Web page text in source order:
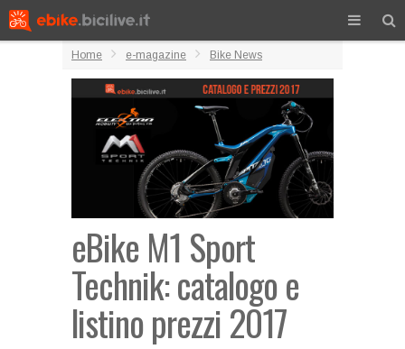
Home e-magazine Bike News
eBike M1 Sport
Technik: catalogo e
listino prezzi 2017